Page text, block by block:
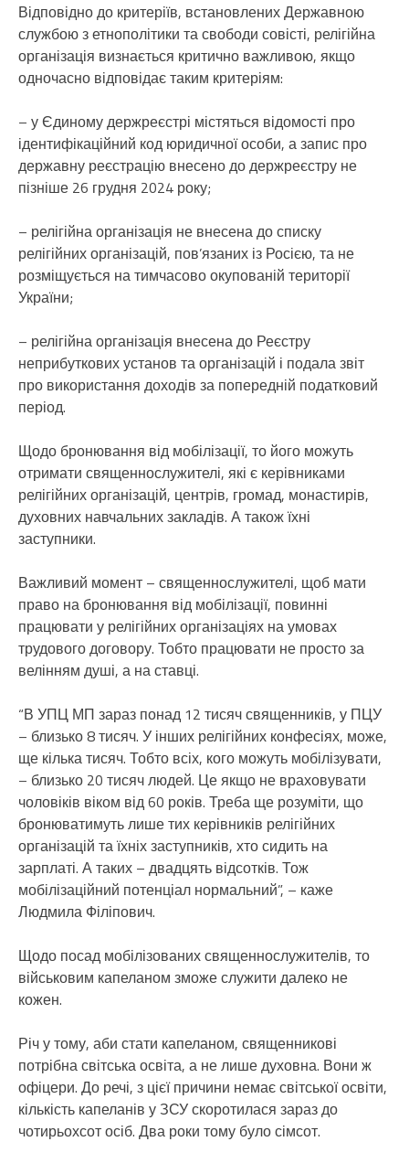
Відповідно до критеріїв, встановлених Державною
службою з етнополітики та свободи совісті, релігійна
організація визнається критично важливою, якщо
одночасно відповідає таким критеріям:
– у Єдиному держреєстрі містяться відомості про
ідентифікаційний код юридичної особи, а запис про
державну реєстрацію внесено до держреєстру не
пізніше 26 грудня 2024 року;
– релігійна організація не внесена до списку
релігійних організацій, пов’язаних із Росією, та не
розміщується на тимчасово окупованій території
України;
– релігійна організація внесена до Реєстру
неприбуткових установ та організацій і подала звіт
про використання доходів за попередній податковий
період.
Щодо бронювання від мобілізації, то його можуть
отримати священнослужителі, які є керівниками
релігійних організацій, центрів, громад, монастирів,
духовних навчальних закладів. А також їхні
заступники.
Важливий момент – священнослужителі, щоб мати
право на бронювання від мобілізації, повинні
працювати у релігійних організаціях на умовах
трудового договору. Тобто працювати не просто за
велінням душі, а на ставці.
“В УПЦ МП зараз понад 12 тисяч священників, у ПЦУ
– близько 8 тисяч. У інших релігійних конфесіях, може,
ще кілька тисяч. Тобто всіх, кого можуть мобілізувати,
– близько 20 тисяч людей. Це якщо не враховувати
чоловіків віком від 60 років. Треба ще розуміти, що
бронюватимуть лише тих керівників релігійних
організацій та їхніх заступників, хто сидить на
зарплаті. А таких – двадцять відсотків. Тож
мобілізаційний потенціал нормальний”, – каже
Людмила Філіпович.
Щодо посад мобілізованих священнослужителів, то
військовим капеланом зможе служити далеко не
кожен.
Річ у тому, аби стати капеланом, священникові
потрібна світська освіта, а не лише духовна. Вони ж
офіцери. До речі, з цієї причини немає світської освіти,
кількість капеланів у ЗСУ скоротилася зараз до
чотирьохсот осіб. Два роки тому було сімсот.